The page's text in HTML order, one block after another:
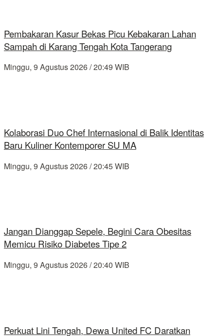
Pembakaran Kasur Bekas Picu Kebakaran Lahan
Sampah di Karang Tengah Kota Tangerang
Minggu, 9 Agustus 2026 / 20:49 WIB
Kolaborasi Duo Chef Internasional di Balik Identitas
Baru Kuliner Kontemporer SU MA
Minggu, 9 Agustus 2026 / 20:45 WIB
Jangan Dianggap Sepele, Begini Cara Obesitas
Memicu Risiko Diabetes Tipe 2
Minggu, 9 Agustus 2026 / 20:40 WIB
Perkuat Lini Tengah, Dewa United FC Daratkan